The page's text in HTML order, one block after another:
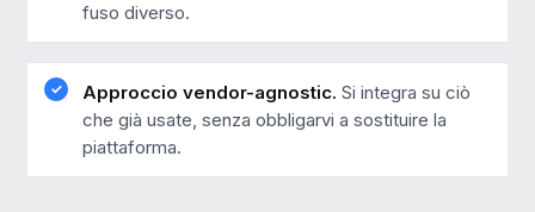
fuso diverso.
Approccio vendor-agnostic. Si integra su ciò
che già usate, senza obbligarvi a sostituire la
piattaforma.